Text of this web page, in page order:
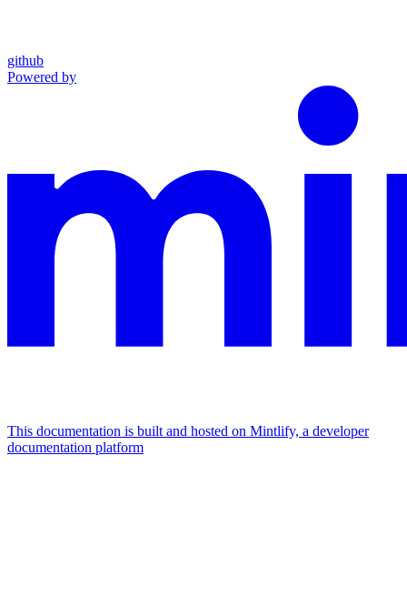
github
Powered by
This documentation is built and hosted on Mintlify, a developer
documentation platform